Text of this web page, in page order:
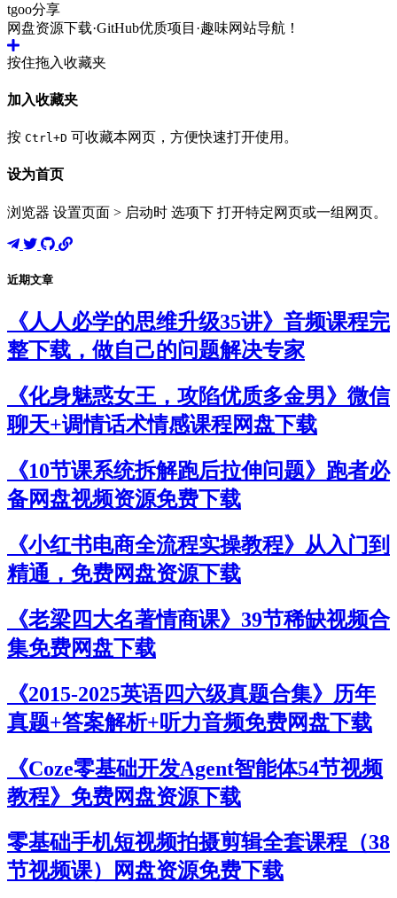
tgoo分享
网盘资源下载·GitHub优质项目·趣味网站导航！
按住拖入收藏夹
加入收藏夹
按 Ctrl+D 可收藏本网页，方便快速打开使用。
设为首页
浏览器 设置页面 > 启动时 选项下 打开特定网页或一组网页。
近期文章
《人人必学的思维升级35讲》音频课程完
整下载，做自己的问题解决专家
《化身魅惑女王，攻陷优质多金男》微信
聊天+调情话术情感课程网盘下载
《10节课系统拆解跑后拉伸问题》跑者必
备网盘视频资源免费下载
《小红书电商全流程实操教程》从入门到
精通，免费网盘资源下载
《老梁四大名著情商课》39节稀缺视频合
集免费网盘下载
《2015-2025英语四六级真题合集》历年
真题+答案解析+听力音频免费网盘下载
《Coze零基础开发Agent智能体54节视频
教程》免费网盘资源下载
零基础手机短视频拍摄剪辑全套课程（38
节视频课）网盘资源免费下载